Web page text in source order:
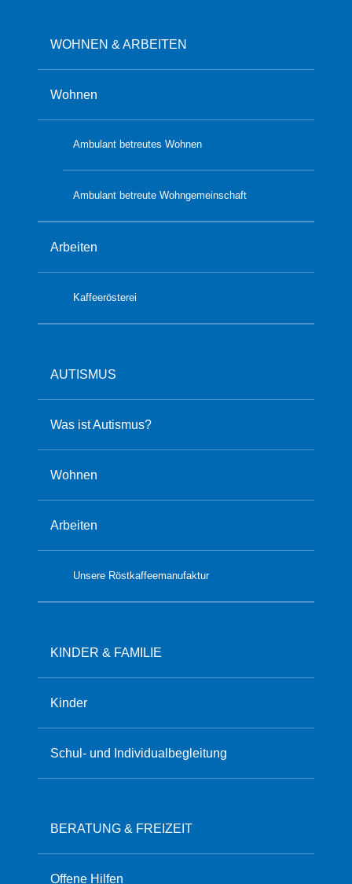
WOHNEN & ARBEITEN
Wohnen
Ambulant betreutes Wohnen
Ambulant betreute Wohngemeinschaft
Arbeiten
Kaffeerösterei
AUTISMUS
Was ist Autismus?
Wohnen
Arbeiten
Unsere Röstkaffeemanufaktur
KINDER & FAMILIE
Kinder
Schul- und Individualbegleitung
BERATUNG & FREIZEIT
Offene Hilfen